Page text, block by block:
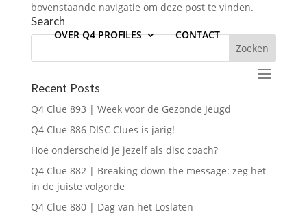
OVER Q4 PROFILES CONTACT
bovenstaande navigatie om deze post te vinden.
Search
Recent Posts
Q4 Clue 893 | Week voor de Gezonde Jeugd
Q4 Clue 886 DISC Clues is jarig!
Hoe onderscheid je jezelf als disc coach?
Q4 Clue 882 | Breaking down the message: zeg het
in de juiste volgorde
Q4 Clue 880 | Dag van het Loslaten